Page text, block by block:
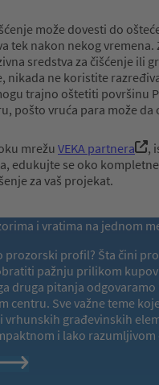
može dovesti do
tek nakon nekog
sredstva za čišćenje ili
nikada ne koristite
trajno oštetiti površinu
pošto vruća para može
mrežu VEKA partnera
,
edukujte se oko
za vaš projekat.
i vratima na jednom
prozorski profil? Šta čini
pažnju prilikom
druga pitanja odgovaramo
centru. Sve važne teme
vrhunskih građevinskih
i lako